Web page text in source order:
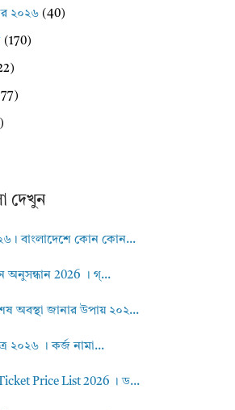
২০২৬ (40)
(170)
দেখুন
বাংলাদেশে কোন কোন...
অনুসন্ধান 2026 । গ্...
অবস্থা জানার উপায় ২০২...
২০২৬ । কর্জ নামা...
Price List 2026 । ড...